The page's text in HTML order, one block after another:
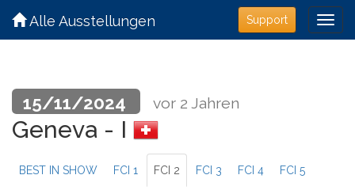
Support
Alle Ausstellungen
15/11/2024 vor 2 Jahren
Geneva - I
BEST IN SHOW FCI 1 FCI 2 FCI 3 FCI 4 FCI 5